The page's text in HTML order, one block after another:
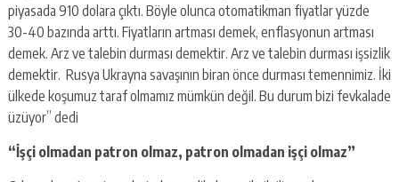
piyasada 910 dolara çıktı. Böyle olunca otomatikman fiyatlar yüzde
30-40 bazında arttı. Fiyatların artması demek, enflasyonun artması
demek. Arz ve talebin durması demektir. Arz ve talebin durması işsizlik
demektir. Rusya Ukrayna savaşının biran önce durması temennimiz. İki
ülkede koşumuz taraf olmamız mümkün değil. Bu durum bizi fevkalade
üzüyor” dedi
“İşçi olmadan patron olmaz, patron olmadan işçi olmaz”